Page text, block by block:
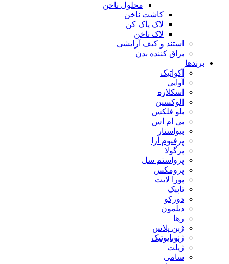
محلول ناخن
کاشت ناخن
لاک پاک کن
لاک ناخن
استند و کیف آرایشی
براق کننده بدن
برندها
آکواتیک
آوایی
اسکلاره
الوکسین
بلو فلکس
بی ام اس
بیواستار
پرفیوم آرا
پرگولا
پرواستم سل
پرومکس
پورا لایت
تاپیک
دورکو
دیلمون
رها
ژبن پلاس
ژنوبایوتیک
ژیلت
سامی